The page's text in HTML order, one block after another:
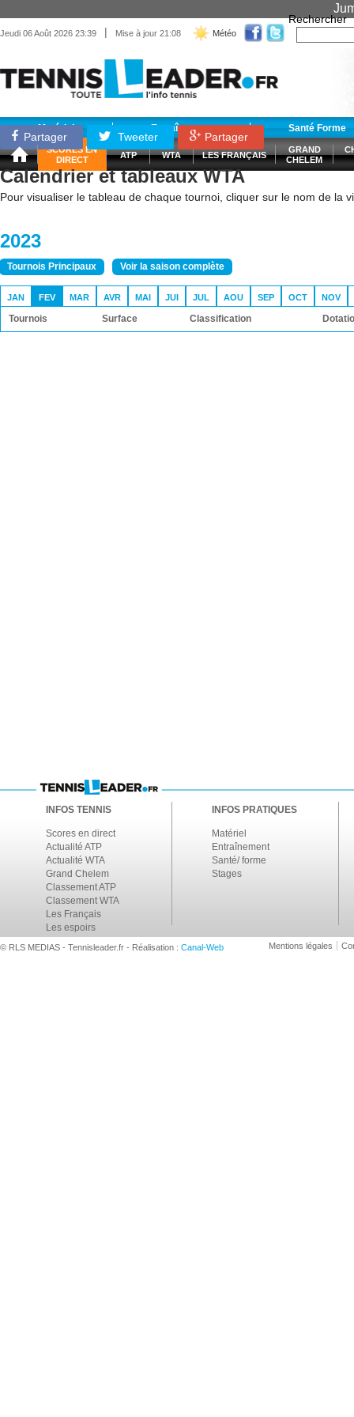
Jeudi 06 Août 2026 23:39 | Mise à jour 21:08 Météo
Rechercher
Matériel Entraînement Santé Forme
SCORES EN
DIRECT
ATP WTA LES FRANÇAIS
GRAND
CHELEM
Partager Tweeter Partager
Calendrier et tableaux WTA
Pour visualiser le tableau de chaque tournoi, cliquer sur le nom de la
2023
Tournois Principaux Voir la saison complète
JAN FEV MAR AVR MAI JUI JUL AOU SEP OCT NOV
Tournois Surface Classification
INFOS TENNIS
Scores en direct
Actualité ATP
Actualité WTA
Grand Chelem
Classement ATP
Classement WTA
Les Français
Les espoirs
INFOS PRATIQUES
Matériel
Entraînement
Santé/ forme
Stages
© RLS MEDIAS - Tennisleader.fr - Réalisation : Canal-Web Mentions légales